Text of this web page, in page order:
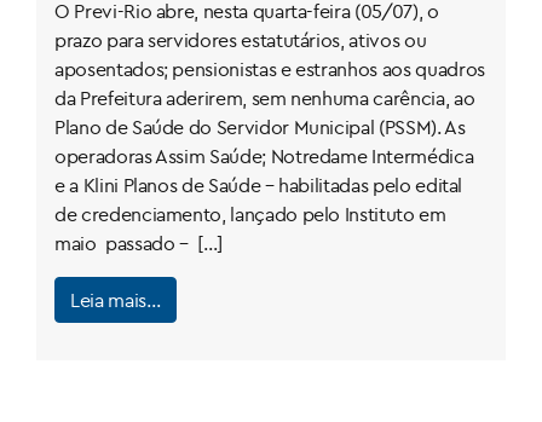
O Previ-Rio abre, nesta quarta-feira (05/07), o
prazo para servidores estatutários, ativos ou
aposentados; pensionistas e estranhos aos quadros
da Prefeitura aderirem, sem nenhuma carência, ao
Plano de Saúde do Servidor Municipal (PSSM). As
operadoras Assim Saúde; Notredame Intermédica
e a Klini Planos de Saúde – habilitadas pelo edital
de credenciamento, lançado pelo Instituto em
maio passado – […]
Leia mais…